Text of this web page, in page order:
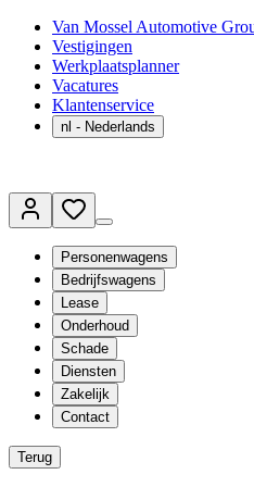
Van Mossel Automotive
Vestigingen
Werkplaatsplanner
Vacatures
Klantenservice
nl - Nederlands
Personenwagens
Bedrijfswagens
Lease
Onderhoud
Schade
Diensten
Zakelijk
Contact
Terug